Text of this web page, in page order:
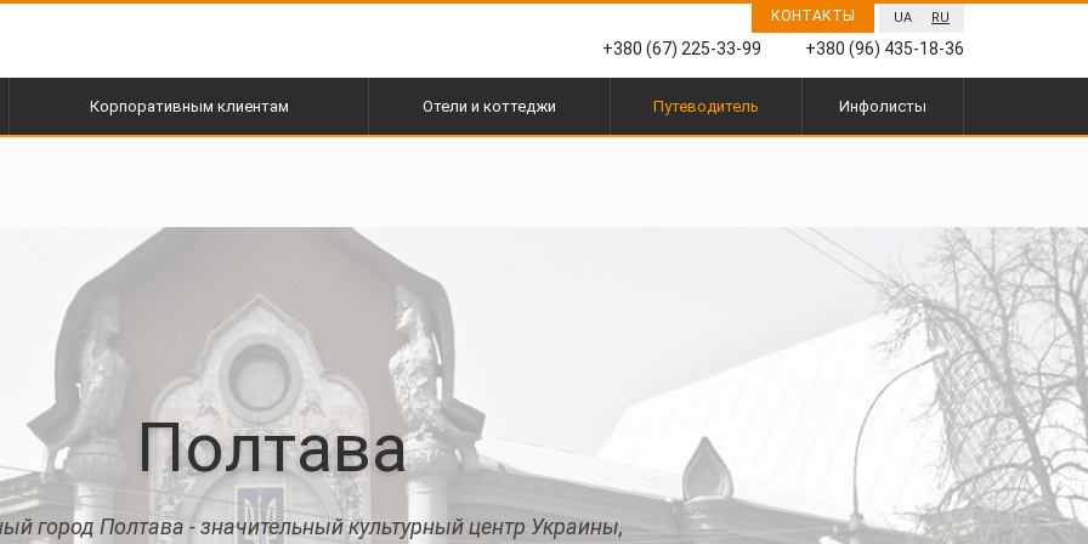
UA RU
КОНТАКТЫ
+380 (67) 225-33-99 +380 (96) 435-18-36
Корпоративным клиентам Отели и коттеджи Путеводитель Инфолисты
Полтава
город Полтава - значительный культурный центр Украины,